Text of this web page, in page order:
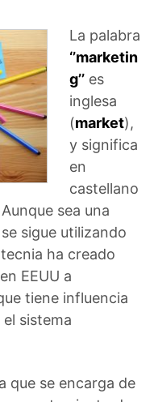
La palabra
‘’marketin
g’’ es
inglesa
(market),
y significa
en
castellano
sea una
sigue utilizando
ha creado
EEUU a
tiene influencia
sistema
que se encarga de